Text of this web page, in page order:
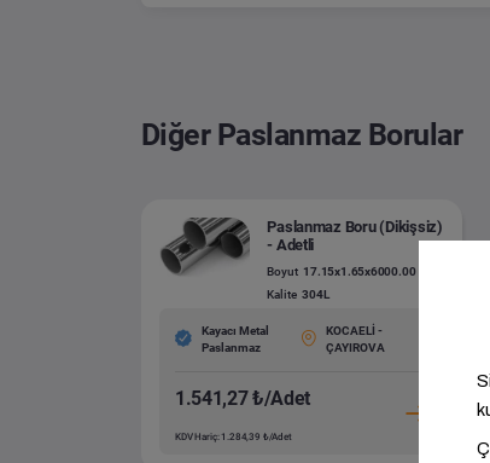
Diğer Paslanmaz Borular
Paslanmaz Boru (Dikişsiz)
- Adetli
Boyut 17.15x1.65x6000.00
Kalite 304L
Kayacı Metal
Paslanmaz
KOCAELİ -
ÇAYIROVA
1.541,27 ₺/Adet
KDV Hariç: 1.284,39 ₺/Adet